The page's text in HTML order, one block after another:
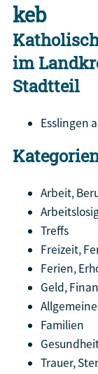
keb
im
Stadtteil
Esslingen
Arbeit,
Treffs
Freizeit,
Ferien,
Geld,
Familien
Trauer,